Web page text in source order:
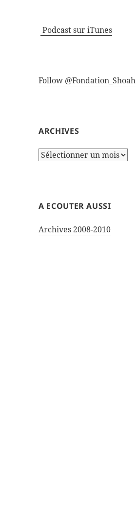
Podcast sur iTunes
Follow @Fondation_Shoah
ARCHIVES
Archives
A ECOUTER AUSSI
Archives 2008-2010